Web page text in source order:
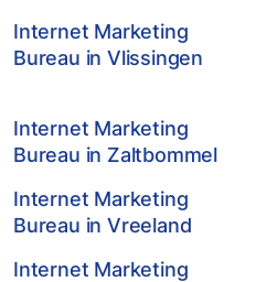
Internet Marketing
Bureau in Vlissingen
Internet Marketing
Bureau in Zaltbommel
Internet Marketing
Bureau in Vreeland
Internet Marketing